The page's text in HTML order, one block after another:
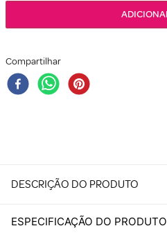
Compartilhar
DESCRIÇÃO DO PRODUTO
ESPECIFICAÇÃO DO PRODUTO